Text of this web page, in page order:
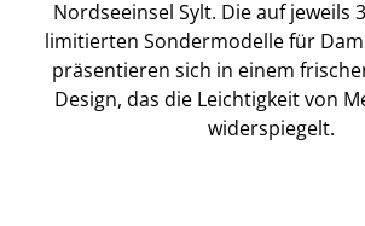
Nordseeinsel Sylt. Die auf jeweils
limitierten Sondermodelle für
präsentieren sich in einem
Design, das die Leichtigkeit von
widerspiegelt.